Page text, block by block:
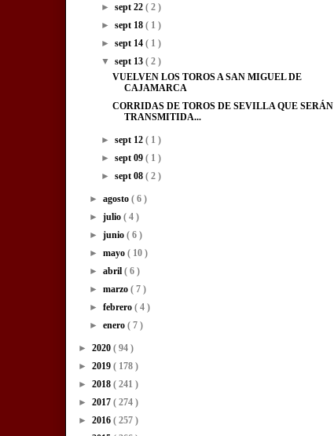
► sept 22 ( 2 )
► sept 18 ( 1 )
► sept 14 ( 1 )
▼ sept 13 ( 2 )
VUELVEN LOS TOROS A SAN MIGUEL DE
CAJAMARCA
CORRIDAS DE TOROS DE SEVILLA QUE SERÁN
TRANSMITIDA...
► sept 12 ( 1 )
► sept 09 ( 1 )
► sept 08 ( 2 )
►agosto( 6 )
►julio( 4 )
►junio( 6 )
►mayo( 10 )
►abril( 6 )
►marzo( 7 )
►febrero( 4 )
►enero( 7 )
► 2020 ( 94 )
► 2019 ( 178 )
► 2018 ( 241 )
► 2017 ( 274 )
► 2016 ( 257 )